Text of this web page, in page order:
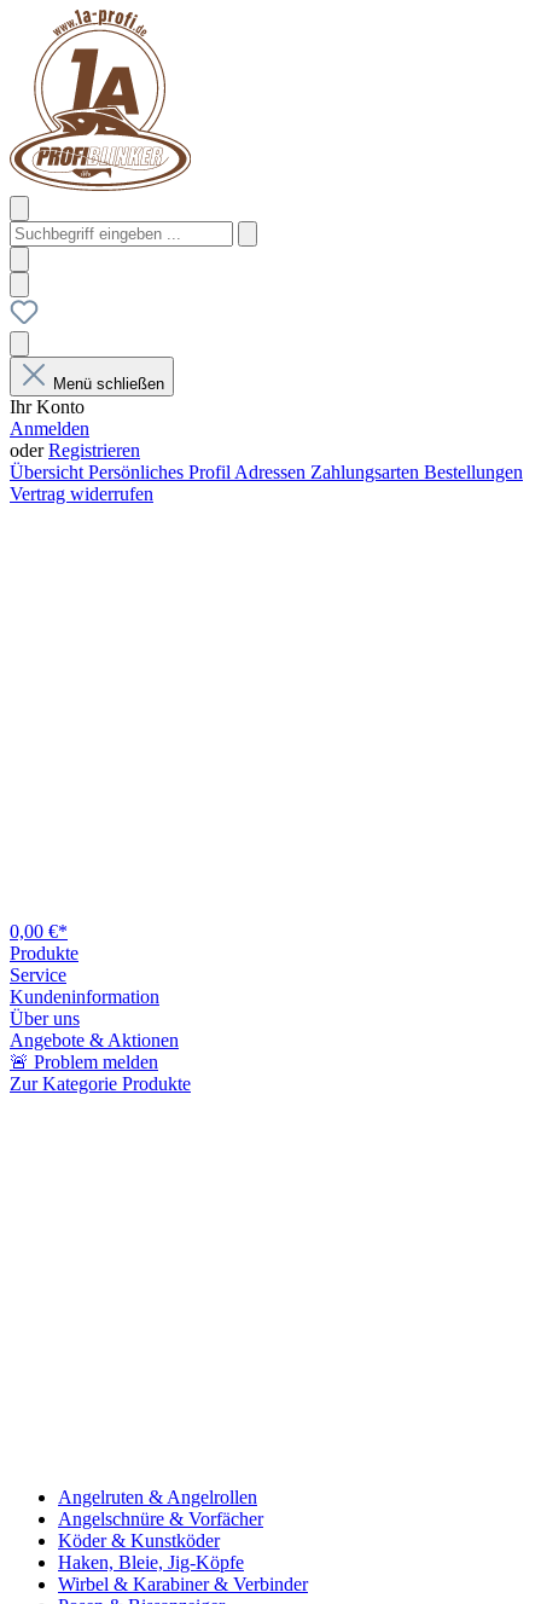
Menü schließen
Ihr Konto
Anmelden
oderRegistrieren
Übersicht Persönliches Profil Adressen Zahlungsarten Bestellungen
Vertrag widerrufen
0,00 €*
Produkte
Service
Kundeninformation
Über uns
Angebote & Aktionen
🚨 Problem melden
Zur Kategorie Produkte
Angelruten & Angelrollen
Angelschnüre & Vorfächer
Köder & Kunstköder
Haken, Bleie, Jig-Köpfe
Wirbel & Karabiner & Verbinder